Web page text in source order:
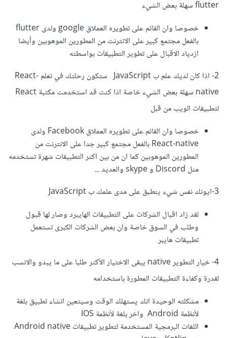
flutter سهلة بعض الشيء
خصوصا وان القائم على تطويره العملاق google ولدى flutter
بالفعل مجتمع كبير على الانترنت من المطورين الموهوبين وأيضا
ازدياد الاقبال على تطوير التطبيقات بواسطته
2- اذا كان لديك علم ب JavaScript ستكون رحلتك في تعلم React-
native سهلة بعض الشيء خاصة اذا كنت قد استخدمت مكتبة React
لتطبيقات الويب من قبل
خصوصا وان القائم على تطويره العملاق Facebook ولدى
React-native بالفعل مجتمع كبير جدا على الانترنت من
المطورين الموهوبين كما ان من بين اكثر التطبيقات شهرة تستخدمه
مثل Discord و skype والعديد ...
3-ايونك نفس شيء ينطبق على مدى علمك ب JavaScript
لقد زاد اقبال الشركات على التطبيقات الهايبرد وصار لها قبول
وطلب في السوق خاصة وان بعض الشركات الكبرى تستعمل
تطبيقات هايبر
4- خيار التطوير native يبقى الاختيار الأكثر طلبا على ما يبدو والانسب
لقدرة وكفاءة التطبيقات المطورة باستخدامه
مشكلته الوحيدة انك يستهلك الوقت وسيتعين انشاء تطبيق بلغة
لأنظمة Android واخر بلغة لأنظمة IOS
اللغات البرمجية المستخدمة لتطوير تطبيقات Android native